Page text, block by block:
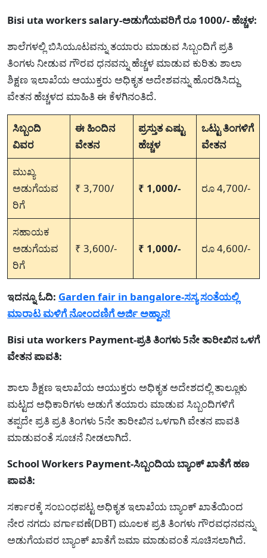
Bisi uta workers salary-ಅಡುಗೆಯವರಿಗೆ ರೂ 1000/- ಹೆಚ್ಚಳ:
ಶಾಲೆಗಳಲ್ಲಿ ಬಿಸಿಯೂಟವನ್ನು ತಯಾರು ಮಾಡುವ ಸಿಬ್ಬಂದಿಗೆ ಪ್ರತಿ
ತಿಂಗಳು ನೀಡುವ ಗೌರವ ಧನವನ್ನು ಹೆಚ್ಚಳ ಮಾಡುವ ಕುರಿತು ಶಾಲಾ
ಶಿಕ್ಷಣ ಇಲಾಖೆಯ ಆಯುಕ್ತರು ಅಧಿಕೃತ ಅದೇಶವನ್ನು ಹೊರಡಿಸಿದ್ದು
ವೇತನ ಹೆಚ್ಚಳದ ಮಾಹಿತಿ ಈ ಕೆಳಗಿನಂತಿದೆ.
ಸಿಬ್ಬಂದಿ
ವಿವರ
ಈ ಹಿಂದಿನ
ವೇತನ
ಪ್ರಸ್ತುತ ಎಷ್ಟು
ಹೆಚ್ಚಳ
ಒಟ್ಟು ತಿಂಗಳಿಗೆ
ವೇತನ
ಮುಖ್ಯ
ಅಡುಗೆಯವ
ರಿಗೆ
₹ 3,700/ ₹ 1,000/- ರೂ 4,700/-
ಸಹಾಯಕ
ಅಡುಗೆಯವ
ರಿಗೆ
₹ 3,600/- ₹ 1,000/- ರೂ 4,600/-
ಇದನ್ನೂ ಓದಿ: Garden fair in bangalore-ಸಸ್ಯ ಸಂತೆಯಲ್ಲಿ
ಮಾರಾಟ ಮಳಿಗೆ ನೋಂದಣಿಗೆ ಅರ್ಜಿ ಅಹ್ವಾನ!
Bisi uta workers Payment-ಪ್ರತಿ ತಿಂಗಳು 5ನೇ ತಾರೀಖಿನ ಒಳಗೆ
ವೇತನ ಪಾವತಿ:
ಶಾಲಾ ಶಿಕ್ಷಣ ಇಲಾಖೆಯ ಆಯುಕ್ತರು ಅಧಿಕೃತ ಅದೇಶದಲ್ಲಿ ತಾಲ್ಲೂಕು
ಮಟ್ಟದ ಅಧಿಕಾರಿಗಳು ಅಡುಗೆ ತಯಾರು ಮಾಡುವ ಸಿಬ್ಬಂದಿಗಳಿಗೆ
ತಪ್ಪದೇ ಪ್ರತಿ ಪ್ರತಿ ತಿಂಗಳು 5ನೇ ತಾರೀಖಿನ ಒಳಗಾಗಿ ವೇತನ ಪಾವತಿ
ಮಾಡುವಂತೆ ಸೂಚನೆ ನೀಡಲಾಗಿದೆ.
School Workers Payment-ಸಿಬ್ಬಂದಿಯ ಬ್ಯಾಂಕ್ ಖಾತೆಗೆ ಹಣ
ಪಾವತಿ:
ಸರ್ಕಾರಕ್ಕೆ ಸಂಬಂಧಪಟ್ಟ ಅಧಿಕೃತ ಇಲಾಖೆಯ ಬ್ಯಾಂಕ್ ಖಾತೆಯಿಂದ
ನೇರ ನಗದು ವರ್ಗಾವಣೆ(DBT) ಮೂಲಕ ಪ್ರತಿ ತಿಂಗಳು ಗೌರವಧನವನ್ನು
ಅಡುಗೆಯವರ ಬ್ಯಾಂಕ್ ಖಾತೆಗೆ ಜಮಾ ಮಾಡುವಂತೆ ಸೂಚಿಸಲಾಗಿದೆ.